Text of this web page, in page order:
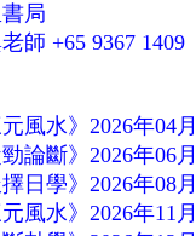
局
師 +65 9367 1409
元風水》2026年04
勁論斷》2026年06
擇日學》2026年08
元風水》2026年11